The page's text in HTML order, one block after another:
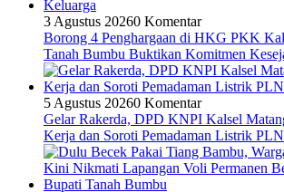
3 Agustus 20260 Komentar
Borong 4 Penghargaan di HKG PKK
Tanah Bumbu Buktikan Komitmen
5 Agustus 20260 Komentar
Gelar Rakerda, DPD KNPI Kalsel
Kerja dan Soroti Pemadaman Listrik PLN